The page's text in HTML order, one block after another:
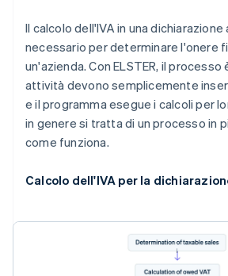
Il calcolo dell'IVA in una dichiarazione
necessario per determinare l'onere
un'azienda. Con ELSTER, il processo
attività devono semplicemente
e il programma esegue i calcoli per
in genere si tratta di un processo in
come funziona.
Calcolo dell'IVA per la